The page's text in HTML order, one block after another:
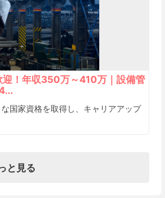
迎！年収350万～410万｜設備管
国家資格を取得し、キャリアアップ
と見る